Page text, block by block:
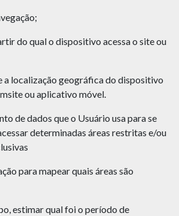
do qual o dispositivo acessa o site ou
a localização geográfica do dispositivo
ou aplicativo móvel.
de dados que o Usuário usa para se
determinadas áreas restritas e/ou
para mapear quais áreas são
estimar qual foi o período de